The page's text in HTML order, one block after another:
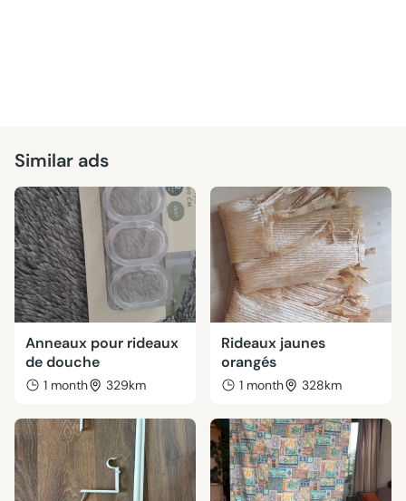
Similar ads
Anneaux pour rideaux
de douche
1 month 329km
Rideaux jaunes
orangés
1 month 328km